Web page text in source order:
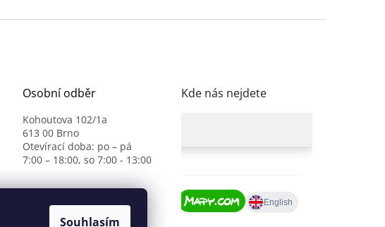
Souhlasím
Osobní odběr
Kohoutova 102/1a
613 00 Brno
Otevírací doba: po – pá
7:00 – 18:00, so 7:00 - 13:00
Kde nás nejdete